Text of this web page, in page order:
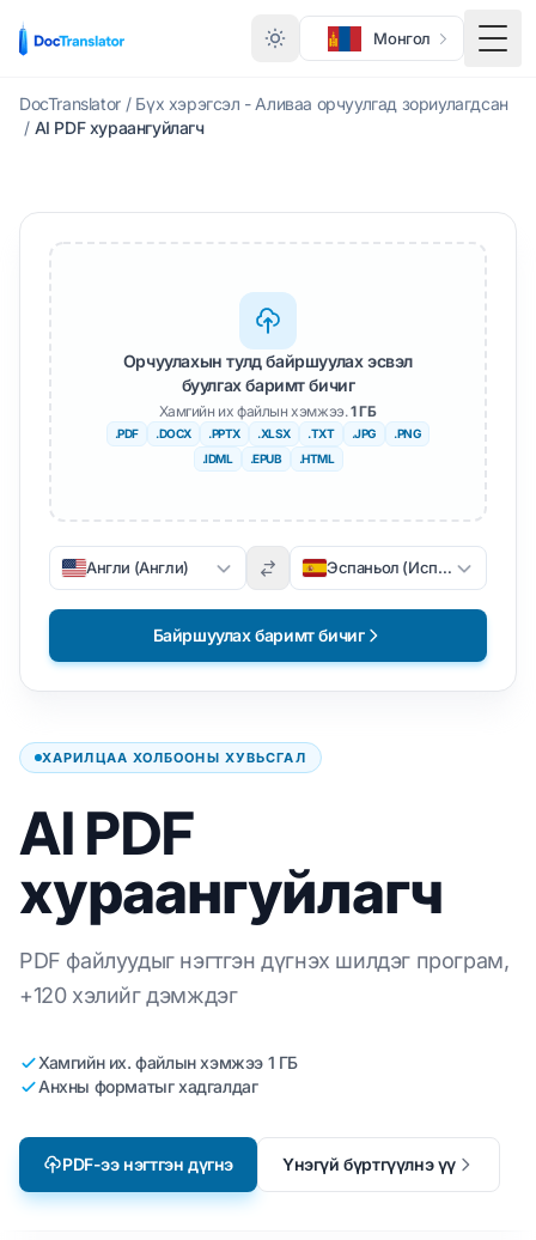
Монгол
DocTranslator / Бүх хэрэгсэл - Аливаа орчуулгад зориулагдсан
/ AI PDF хураангуйлагч
ХАРИЛЦАА ХОЛБООНЫ ХУВЬСГАЛ
AI PDF
хураангуйлагч
PDF файлуудыг нэгтгэн дүгнэх шилдэг програм,
+120 хэлийг дэмждэг
Хамгийн их. файлын хэмжээ 1 ГБ
Анхны форматыг хадгалдаг
PDF-ээ нэгтгэн дүгнэ Үнэгүй бүртгүүлнэ үү
Орчуулахын тулд байршуулах эсвэл
буулгах баримт бичиг
Хамгийн их файлын хэмжээ.1 ГБ
.PDF .DOCX .PPTX .XLSX .TXT .JPG
.PNG
.IDML
.EPUB .HTML
Англи (Англи) Эспаньол (Испани)
Байршуулах баримт бичиг